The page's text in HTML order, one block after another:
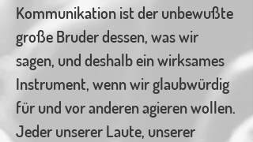
Kommunikation ist der unbewußte
große Bruder dessen, was wir
sagen, und deshalb ein wirksames
Instrument, wenn wir glaubwürdig
für und vor anderen agieren wollen.
Jeder unserer Laute, unserer